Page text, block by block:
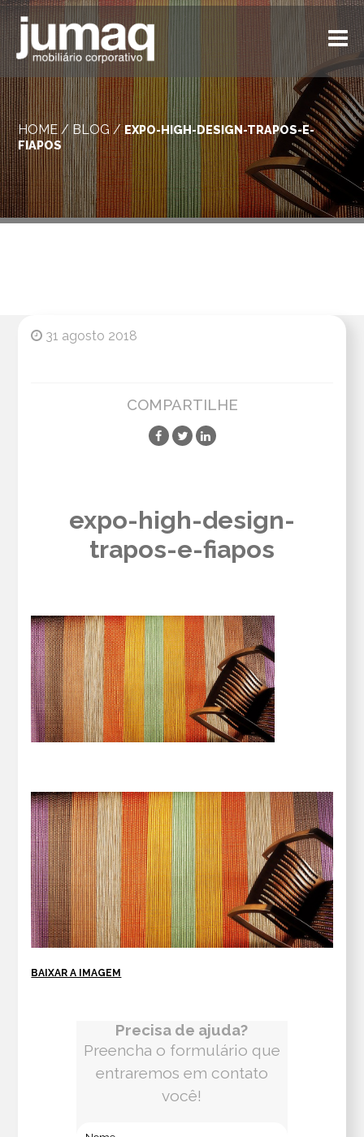
HOME/BLOG/EXPO-HIGH-DESIGN-TRAPOS-E-
FIAPOS
31 agosto 2018
COMPARTILHE
expo-high-design-
trapos-e-fiapos
BAIXAR A IMAGEM
Precisa de ajuda?
Preencha o formulário que
entraremos em contato
você!